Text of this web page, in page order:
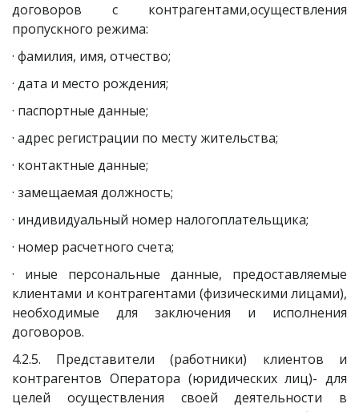
договоров с контрагентами,осуществления
пропускного режима:
· фамилия, имя, отчество;
· дата и место рождения;
· паспортные данные;
· адрес регистрации по месту жительства;
· контактные данные;
· замещаемая должность;
· индивидуальный номер налогоплательщика;
· номер расчетного счета;
· иные персональные данные, предоставляемые
клиентами и контрагентами (физическими лицами),
необходимые для заключения и исполнения
договоров.
4.2.5. Представители (работники) клиентов и
контрагентов Оператора (юридических лиц)- для
целей осуществления своей деятельности в